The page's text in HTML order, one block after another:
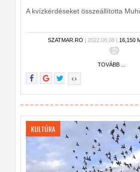
A kvízkérdéseket összeállította
SZATMAR.RO | 2022.08.08 | 16,150
TOVÁBB ...
KULTÚRA